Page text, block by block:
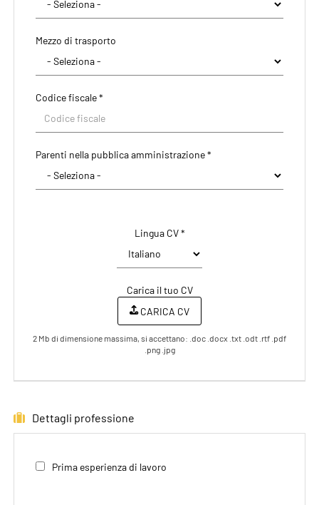
Mezzo di trasporto
Codice fiscale *
Parenti nella pubblica amministrazione *
Lingua CV *
Carica il tuo CV
CARICA CV
2 Mb di dimensione massima, si accettano: .doc .docx .txt .odt .rtf .pdf
.png .jpg
Dettagli professione
Prima esperienza di lavoro